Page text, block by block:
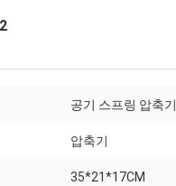
공기 스프링 압축기
압축기
35*21*17CM